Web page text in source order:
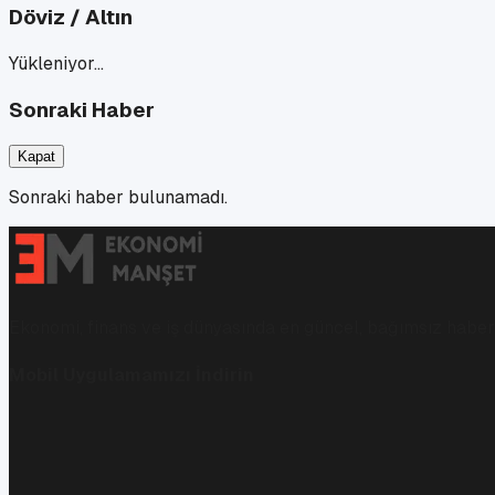
Döviz / Altın
Yükleniyor…
Sonraki Haber
Kapat
Sonraki haber bulunamadı.